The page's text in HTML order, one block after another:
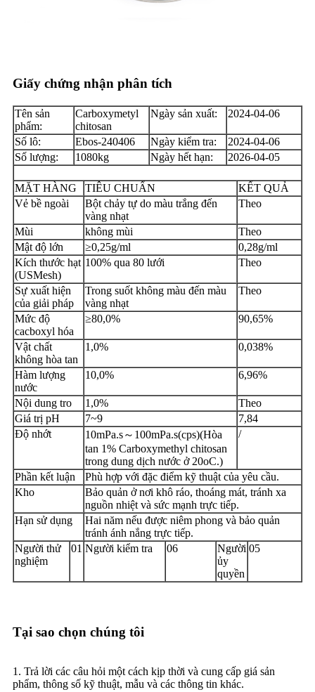
Giấy chứng nhận phân tích
Tên sản
phẩm:
Carboxymetyl
chitosan
Ngày sản xuất: 2024-04-06
Số lô: Ebos-240406 Ngày kiểm tra:
2024-04-06
Số lượng:
1080kg Ngày hết hạn: 2026-04-05
MẶT HÀNG TIÊU CHUẨN
KẾT QUẢ
Vẻ bề ngoài
Bột chảy tự do màu trắng đến
vàng nhạt
Theo
Mùi không mùi
Theo
Mật độ lớn
≥0,25g/ml
0,28g/ml
Kích thước hạt
(USMesh)
100% qua 80 lưới Theo
Sự xuất hiện
của giải pháp
Trong suốt không màu đến màu
vàng nhạt
Theo
Mức độ
cacboxyl hóa
≥80,0% 90,65%
Vật chất
không hòa tan
1,0% 0,038%
Hàm lượng
nước
10,0% 6,96%
Nội dung tro 1,0%
Theo
Giá trị pH
7~9
7,84
Độ nhớt
10mPa.s～100mPa.s(cps)(Hòa
tan 1% Carboxymethyl chitosan
trong dung dịch nước ở 20oC.)
/
Phần kết luận
Phù hợp với đặc điểm kỹ thuật của yêu cầu.
Kho
Bảo quản ở nơi khô ráo, thoáng mát, tránh xa
nguồn nhiệt và sức mạnh trực tiếp.
Hạn sử dụng
Hai năm nếu được niêm phong và bảo quản
tránh ánh nắng trực tiếp.
Người thử
nghiệm
01 Người kiểm tra 06
Người
ủy
quyền
05
Tại sao chọn chúng tôi
1. Trả lời các câu hỏi một cách kịp thời và cung cấp giá sản
phẩm, thông số kỹ thuật, mẫu và các thông tin khác.